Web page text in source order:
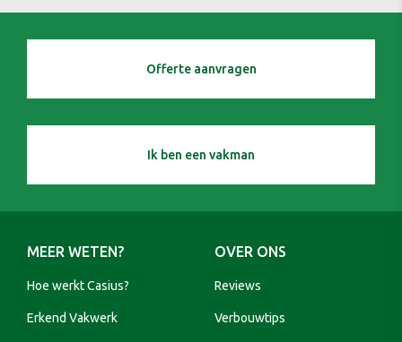
Offerte aanvragen
Ik ben een vakman
MEER WETEN?
Hoe werkt Casius?
Erkend Vakwerk
OVER ONS
Reviews
Verbouwtips